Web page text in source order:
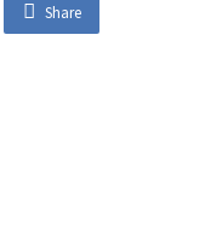
Share